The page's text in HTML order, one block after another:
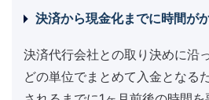
決済から現金化までに時間が
決済代行会社との取り決めに沿
どの単位でまとめて入金となる